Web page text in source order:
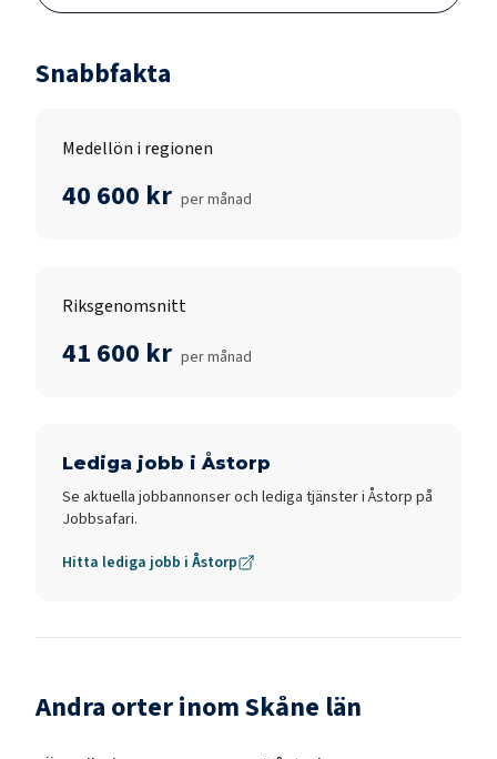
Snabbfakta
Medellön i regionen
40 600 kr per månad
Riksgenomsnitt
41 600 kr per månad
Lediga jobb i Åstorp
Se aktuella jobbannonser och lediga tjänster iÅstorp på
Jobbsafari.
Hitta lediga jobb i Åstorp
Andra orter inom Skåne län